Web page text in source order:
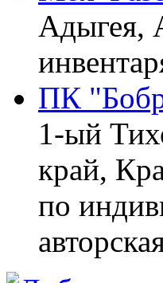
Адыгея,
ПК
1-ый
край,
по